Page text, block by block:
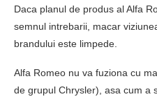
Daca planul de produs al Alfa
semnul intrebarii, macar
brandului este limpede.
Alfa Romeo nu va fuziona cu
de grupul Chrysler), asa cum a